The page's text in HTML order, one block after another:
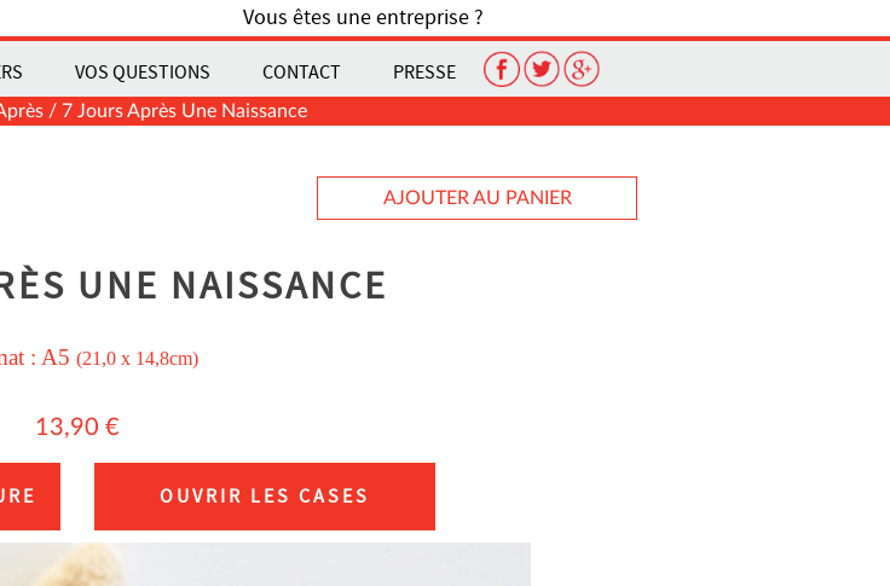
Vous êtes une entreprise ?
VOS QUESTIONS CONTACT PRESSE
/ 7 Jours Après Une Naissance
AJOUTER AU PANIER
UNE NAISSANCE
: A5 (21,0 x 14,8cm)
13,90 €
OUVRIR LES CASES